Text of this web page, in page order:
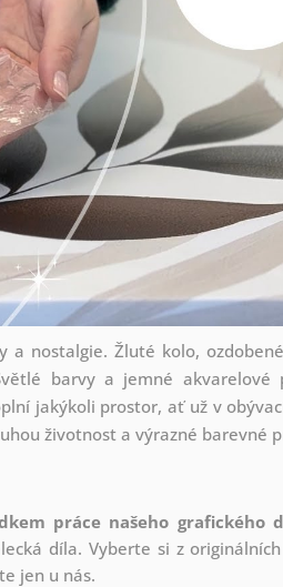
a nostalgie. Žluté kolo,
barvy a jemné akvarelové
jakýkoli prostor, ať už v
životnost a výrazné barevné
práce našeho grafického
díla. Vyberte si z
jen u nás.